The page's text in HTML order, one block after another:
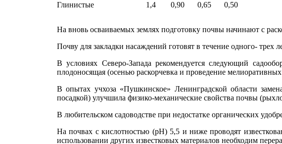
Глинистые
1,4
0,90
0,65
0,50
На вновь осваиваемых землях подготов­ку почвы начинают с
Почву для закладки насаждений готовят в течение од­ного- трех
В условиях Северо-Запада рекомендуется следующий
плодоносящая (осенью раскорчевка и проведение
В опытах учхоза «Пушкинское» Ленинградской обла­сти
посадкой) улучшила физико-механические свойства почвы
В любительском садоводстве при недостатке органи­ческих
На почвах с кислотностью (рН) 5,5 и ниже проводят
использовании других известковых материалов не­обходим